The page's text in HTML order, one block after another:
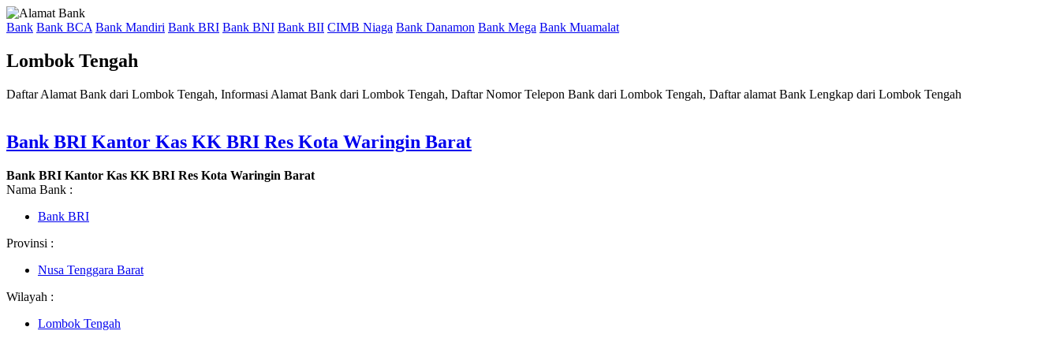
Bank Bank BCA Bank Mandiri Bank BRI Bank BNI Bank BII CIMB Niaga Bank Danamon Bank Mega Bank Muamalat
Lombok Tengah
Daftar Alamat Bank dari Lombok Tengah, Informasi Alamat Bank dari Lombok Tengah, Daftar Nomor Telepon Bank dari Lombok Tengah, Daftar alamat Bank Lengkap dari Lombok Tengah
Bank BRI Kantor Kas KK BRI Res Kota Waringin Barat
Bank BRI Kantor Kas KK BRI Res Kota Waringin Barat
Nama Bank :
Bank BRI
Provinsi :
Nusa Tenggara Barat
Wilayah :
Lombok Tengah